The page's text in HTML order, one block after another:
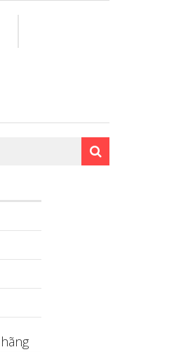
Sửa Mainboard